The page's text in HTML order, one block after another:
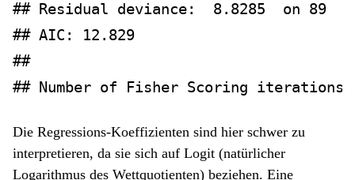
## Residual deviance:  8.8285  on 89
## AIC: 12.829
##
## Number of Fisher Scoring
Die Regressions-Koeffizienten sind hier schwer zu
interpretieren, da sie sich auf Logit (natürlicher
Logarithmus des Wettquotienten) beziehen. Eine